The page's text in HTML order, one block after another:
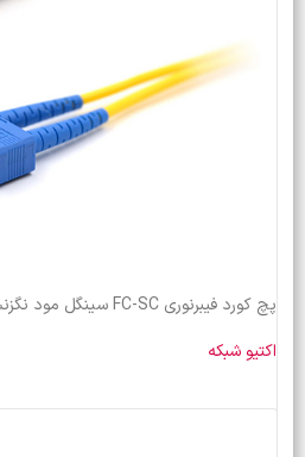
پچ کورد فیبرنوری FC-SC سینگل مود نگزنس
اکتیو شبکه